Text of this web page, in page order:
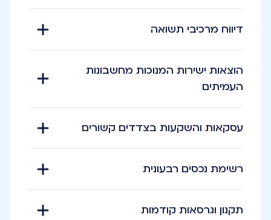
דיווח מרכיבי תשואה
הוצאות ישירות המנוכות מחשבונות
העמיתים
עסקאות והשקעות בצדדים קשורים
רשימת נכסים רבעונית
תקנון וגרסאות קודמות